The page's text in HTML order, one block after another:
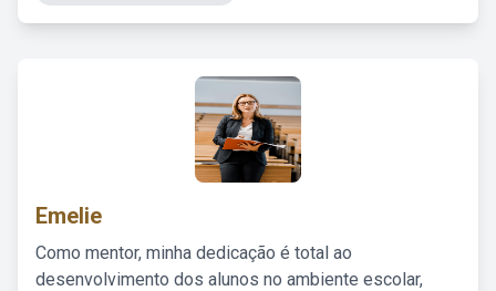
Emelie
Como mentor, minha dedicação é total ao
desenvolvimento dos alunos no ambiente escolar,